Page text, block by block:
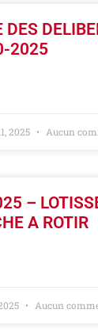
DES
2025
2025 Aucun
–
A ROTIR
Aucun